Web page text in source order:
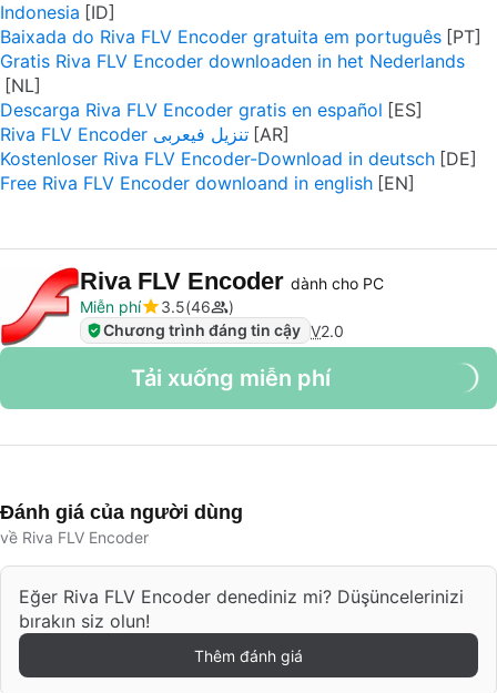
Indonesia
Baixada do Riva FLV Encoder gratuita em português
Gratis Riva FLV Encoder downloaden in het Nederlands
Descarga Riva FLV Encoder gratis en español
Riva FLV Encoder تنزيل فيعربى
Kostenloser Riva FLV Encoder-Download in deutsch
Free Riva FLV Encoder downloand in english
Riva FLV Encoder dành cho PC
Miễn phí
3.5 46
Chương trình đáng tin cậy V2.0
Tải xuống miễn phí
Đánh giá của người dùng
về Riva FLV Encoder
Eğer Riva FLV Encoder denediniz mi? Düşüncelerinizi
bırakın siz olun!
Thêm đánh giá